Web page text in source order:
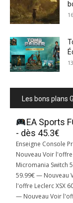
Les bons plans
EA Sports
- dès 45.3€
Enseigne Console
Nouveau Voir
Micromania Switch
59.99€ — Nouveau
l'offre Leclerc XSX
— Nouveau Voir